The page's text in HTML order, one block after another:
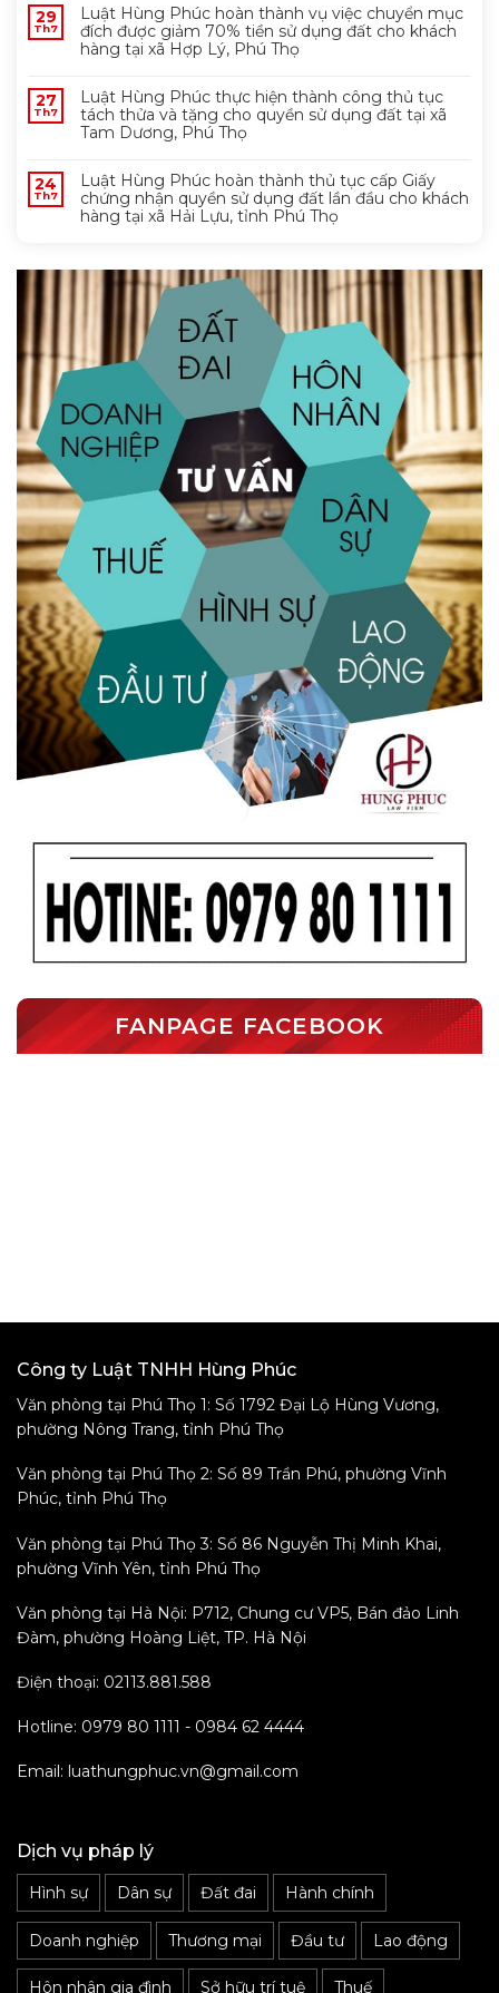
29
Th7
Luật Hùng Phúc hoàn thành vụ việc chuyển mục
đích được giảm 70% tiền sử dụng đất cho khách
hàng tại xã Hợp Lý, Phú Thọ
27
Th7
Luật Hùng Phúc thực hiện thành công thủ tục
tách thửa và tặng cho quyền sử dụng đất tại xã
Tam Dương, Phú Thọ
24
Th7
Luật Hùng Phúc hoàn thành thủ tục cấp Giấy
chứng nhận quyền sử dụng đất lần đầu cho khách
hàng tại xã Hải Lựu, tỉnh Phú Thọ
FANPAGE FACEBOOK
Công ty Luật TNHH Hùng Phúc
Văn phòng tại Phú Thọ 1: Số 1792 Đại Lộ Hùng Vương,
phường Nông Trang, tỉnh Phú Thọ
Văn phòng tại Phú Thọ 2: Số 89 Trần Phú, phường Vĩnh
Phúc, tỉnh Phú Thọ
Văn phòng tại Phú Thọ 3: Số 86 Nguyễn Thị Minh Khai,
phường Vĩnh Yên, tỉnh Phú Thọ
Văn phòng tại Hà Nội: P712, Chung cư VP5, Bán đảo Linh
Đàm, phường Hoàng Liệt, TP. Hà Nội
Điện thoại: 02113.881.588
Hotline: 0979 80 1111 - 0984 62 4444
Email: luathungphuc.vn@gmail.com
Dịch vụ pháp lý
Hình sự Dân sự Đất đai Hành chính
Doanh nghiệp Thương mại Đầu tư Lao động
Hôn nhân gia đình Sở hữu trí tuệ Thuế